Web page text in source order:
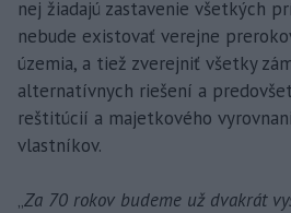
nej žiadajú zastavenie všetkých
nebude existovať verejne
územia, a tiež zverejniť všetky
alternatívnych riešení a
reštitúcií a majetkového
vlastníkov.
„Za 70 rokov budeme už dvakrát